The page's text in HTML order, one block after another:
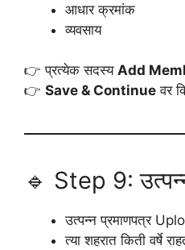
आधार क्रमांक
व्यवसाय
👉 प्रत्येक सदस्य Add
👉 Save & Continue वर
🔹 Step 9:
उत्पन्न प्रमाणपत्र
त्या शहरात किती वर्षे